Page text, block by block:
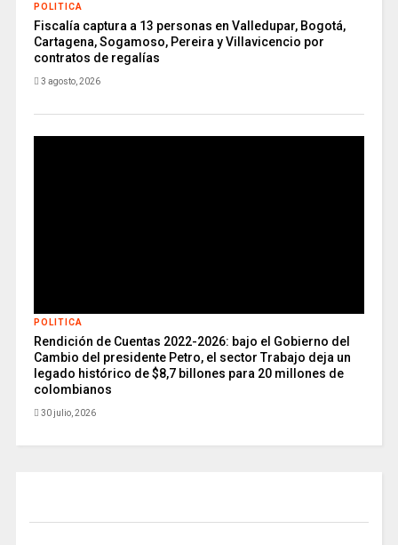
POLITICA
Fiscalía captura a 13 personas en Valledupar, Bogotá,
Cartagena, Sogamoso, Pereira y Villavicencio por
contratos de regalías
3 agosto, 2026
POLITICA
Rendición de Cuentas 2022-2026: bajo el Gobierno del
Cambio del presidente Petro, el sector Trabajo deja un
legado histórico de $8,7 billones para 20 millones de
colombianos
30 julio, 2026